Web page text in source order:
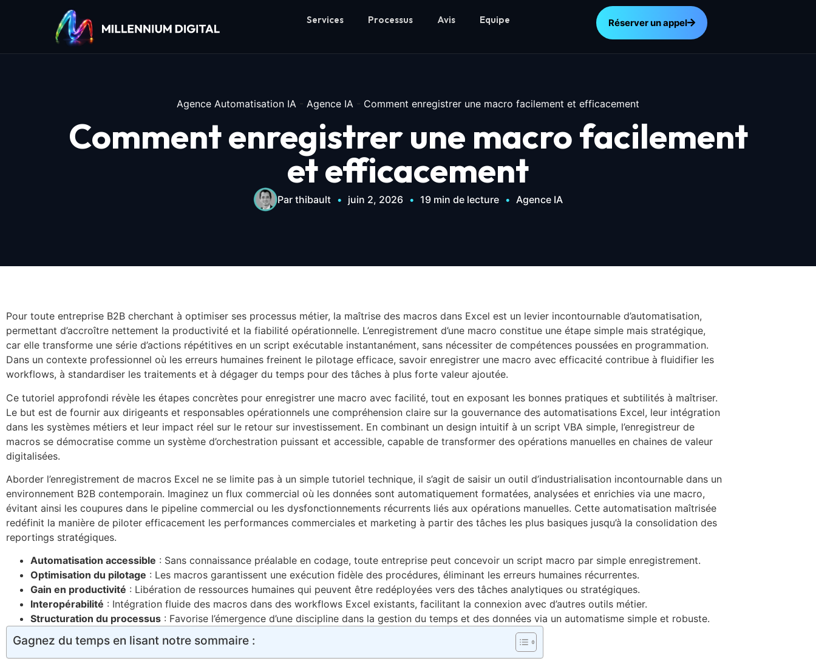
Services Processus Avis Equipe Réserver un appel
Agence Automatisation IA - Agence IA - Comment enregistrer une macro facilement et efficacement
Comment enregistrer une macro facilement
et efficacement
Par thibault • juin 2, 2026 • 19 min de lecture • Agence IA
Pour toute entreprise B2B cherchant à optimiser ses processus métier, la maîtrise des macros dans Excel est un levier incontournable d’automatisation,
permettant d’accroître nettement la productivité et la fiabilité opérationnelle. L’enregistrement d’une macro constitue une étape simple mais stratégique,
car elle transforme une série d’actions répétitives en un script exécutable instantanément, sans nécessiter de compétences poussées en programmation.
Dans un contexte professionnel où les erreurs humaines freinent le pilotage efficace, savoir enregistrer une macro avec efficacité contribue à fluidifier les
workflows, à standardiser les traitements et à dégager du temps pour des tâches à plus forte valeur ajoutée.
Ce tutoriel approfondi révèle les étapes concrètes pour enregistrer une macro avec facilité, tout en exposant les bonnes pratiques et subtilités à maîtriser.
Le but est de fournir aux dirigeants et responsables opérationnels une compréhension claire sur la gouvernance des automatisations Excel, leur intégration
dans les systèmes métiers et leur impact réel sur le retour sur investissement. En combinant un design intuitif à un script VBA simple, l’enregistreur de
macros se démocratise comme un système d’orchestration puissant et accessible, capable de transformer des opérations manuelles en chaines de valeur
digitalisées.
Aborder l’enregistrement de macros Excel ne se limite pas à un simple tutoriel technique, il s’agit de saisir un outil d’industrialisation incontournable dans un
environnement B2B contemporain. Imaginez un flux commercial où les données sont automatiquement formatées, analysées et enrichies via une macro,
évitant ainsi les coupures dans le pipeline commercial ou les dysfonctionnements récurrents liés aux opérations manuelles. Cette automatisation maîtrisée
redéfinit la manière de piloter efficacement les performances commerciales et marketing à partir des tâches les plus basiques jusqu’à la consolidation des
reportings stratégiques.
Automatisation accessible : Sans connaissance préalable en codage, toute entreprise peut concevoir un script macro par simple enregistrement.
Optimisation du pilotage : Les macros garantissent une exécution fidèle des procédures, éliminant les erreurs humaines récurrentes.
Gain en productivité : Libération de ressources humaines qui peuvent être redéployées vers des tâches analytiques ou stratégiques.
Interopérabilité : Intégration fluide des macros dans des workflows Excel existants, facilitant la connexion avec d’autres outils métier.
Structuration du processus : Favorise l’émergence d’une discipline dans la gestion du temps et des données via un automatisme simple et robuste.
Gagnez du temps en lisant notre sommaire :